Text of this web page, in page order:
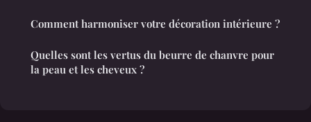
Comment harmoniser votre décoration intérieure ?
Quelles sont les vertus du beurre de chanvre pour
la peau et les cheveux ?